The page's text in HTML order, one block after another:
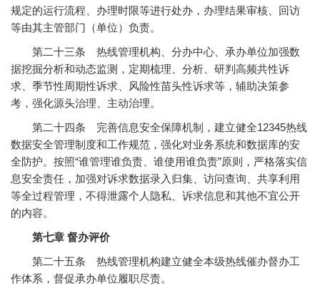
规定的运行流程、办理时限等进行处办，办理结果审核、回访
等由其主管部门（单位）负责。
第二十三条 热线管理机构、分办中心、承办单位加强数
据挖掘分析和动态监测，定期梳理、分析、研判高频共性诉
求、季节性周期性诉求、风险性苗头性诉求等，辅助决策参
考，强化源头治理、主动治理。
第二十四条 完善信息安全保障机制，建立健全12345热线
数据安全管理制度和工作规范，强化对业务系统和数据库的安
全防护。按照“谁管理谁负责、谁使用谁负责”原则，严格落实信
息安全责任，加强对诉求数据录入归集、访问查询、共享利用
等全过程管理，不得泄露个人隐私、诉求信息和其他不宜公开
的内容。
第七章 督办评价
第二十五条 热线管理机构建立健全本级热线催办督办工
作体系，督促承办单位履职尽责。